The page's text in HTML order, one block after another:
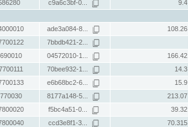
c9a6c3bf-0... 9.4
ade3a084-8... 108.26
7bbdb421-2...
04572010-1... 166.42
70bee932-1... 14.3
e6b68bc2-6... 15.9
8177a148-5... 213.07
f5bc4a51-0... 39.32
ccd3e8f1-3... 70.315